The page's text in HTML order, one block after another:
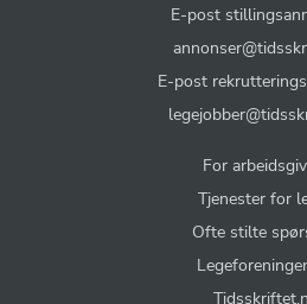
E-post
E-post
For
Tjenester for
Ofte stilte